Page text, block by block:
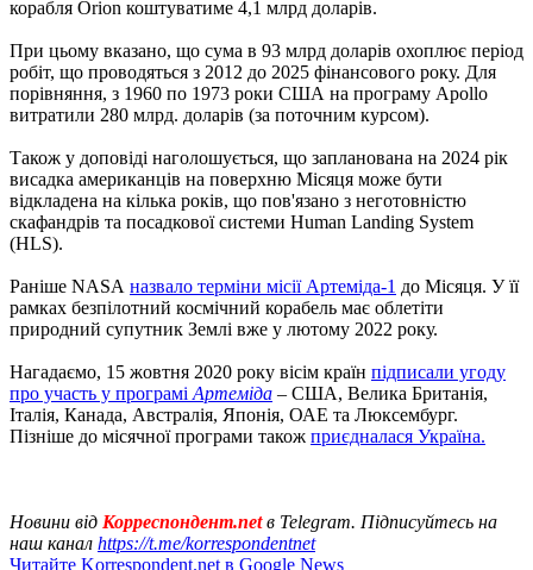
корабля Orion коштуватиме 4,1 млрд доларів.
При цьому вказано, що сума в 93 млрд доларів охоплює період
робіт, що проводяться з 2012 до 2025 фінансового року. Для
порівняння, з 1960 по 1973 роки США на програму Apollo
витратили 280 млрд. доларів (за поточним курсом).
Також у доповіді наголошується, що запланована на 2024 рік
висадка американців на поверхню Місяця може бути
відкладена на кілька років, що пов'язано з неготовністю
скафандрів та посадкової системи Human Landing System
(HLS).
Раніше NASA назвало терміни місії Артеміда-1 до Місяця. У її
рамках безпілотний космічний корабель має облетіти
природний супутник Землі вже у лютому 2022 року.
Нагадаємо, 15 жовтня 2020 року вісім країн підписали угоду
про участь у програмі Артеміда – США, Велика Британія,
Італія, Канада, Австралія, Японія, ОАЕ та Люксембург.
Пізніше до місячної програми також приєдналася Україна.
Новини від Корреспондент.netв Telegram. Підписуйтесь на
наш канал https://t.me/korrespondentnet
Читайте Korrespondent.net в Google News